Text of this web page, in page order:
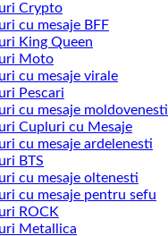
Crypto
cu mesaje BFF
King Queen
Moto
cu mesaje virale
Pescari
cu mesaje moldovenesti
Cupluri cu Mesaje
cu mesaje ardelenesti
BTS
cu mesaje oltenesti
cu mesaje pentru sefu
ROCK
Metallica